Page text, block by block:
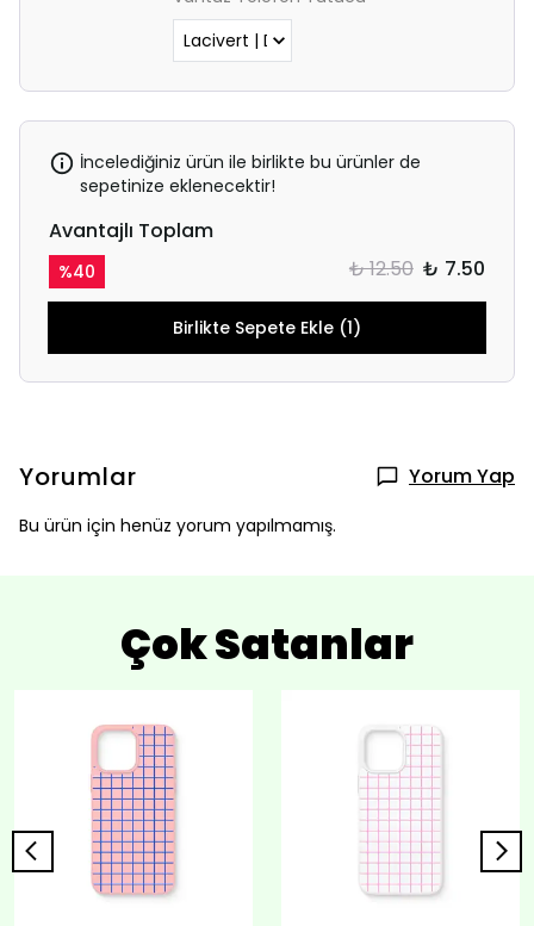
İncelediğiniz ürün ile birlikte bu ürünler de
sepetinize eklenecektir!
Avantajlı Toplam
%40 ₺ 12.50 ₺ 7.50
Birlikte Sepete Ekle (1)
Yorumlar Yorum Yap
Bu ürün için henüz yorum yapılmamış.
Çok Satanlar